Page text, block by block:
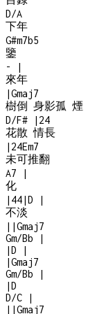
D/A
下年
G#m7b5
鑒
-
|
來年
|Gmaj7
樹倒 身影孤 煙
D/F#
| 24
花散 情長
| 24Em7
未可推翻
A7
|
化
| 44|D
|
不淡
| |Gmaj7
Gm/Bb
|
|D
|
|Gmaj7
Gm/Bb
|
|D
D/C
|
| |Gmaj7